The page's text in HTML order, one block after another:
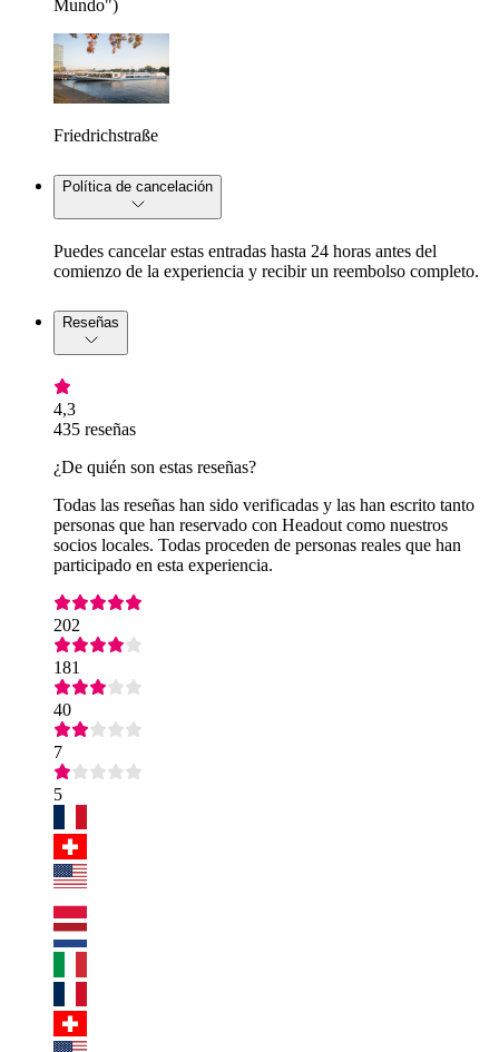
Mundo")
Friedrichstraße
Política de cancelación
Puedes cancelar estas entradas hasta 24 horas antes del
comienzo de la experiencia y recibir un reembolso completo.
Reseñas
4,3
435 reseñas
¿De quién son estas reseñas?
Todas las reseñas han sido verificadas y las han escrito tanto
personas que han reservado con Headout como nuestros
socios locales. Todas proceden de personas reales que han
participado en esta experiencia.
202
181
40
7
5